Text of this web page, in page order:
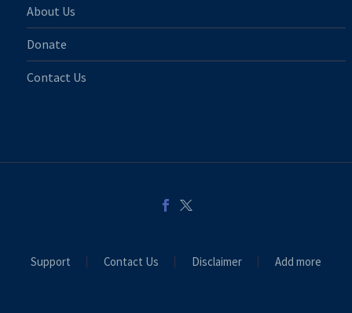
About Us
Donate
Contact Us
Support Contact Us Disclaimer Add more